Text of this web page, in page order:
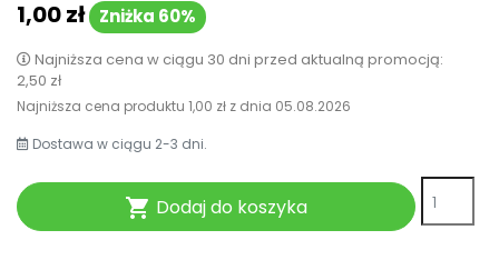
1,00 zł Zniżka 60%
Najniższa cena w ciągu 30 dni przed aktualną promocją:
2,50 zł
Najniższa cena produktu 1,00 zł z dnia 05.08.2026
Dostawa w ciągu 2-3 dni.
 Dodaj do koszyka